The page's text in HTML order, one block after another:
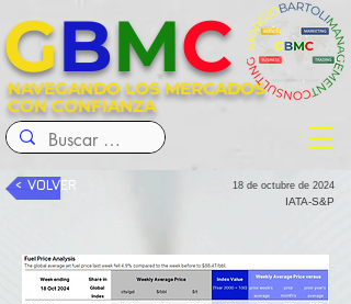
NAVEGANDO LOS MERCADOS
CON CONFIANZA
GBMC
< VOLVER 18 de octubre de 2024
IATA-S&P